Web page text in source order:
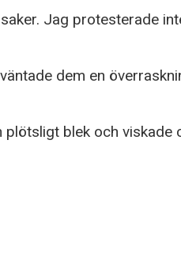
Jag protesterade
dem en
blek och viskade